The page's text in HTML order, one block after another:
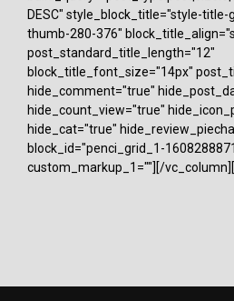
DESC" style_block_title="style-
thumb-280-376"
post_standard_title_length="12"
block_title_font_size="14px"
hide_comment="true"
hide_count_view="true"
hide_cat="true"
block_id="penci_grid_1-
custom_markup_1=""][/